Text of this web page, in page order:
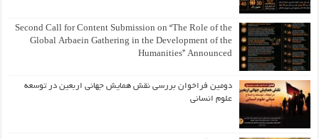
Second Call for Content Submission on “The Role of the
Global Arbaein Gathering in the Development of the
Humanities” Announced
دومین فراخوان بررسی نقش همایش جهانی اربعین در توسعه
علوم انسانی